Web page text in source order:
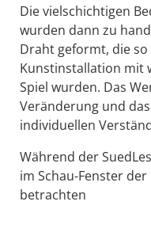
Die vielschichtigen
wurden dann zu
Draht geformt, die
Kunstinstallation mit
Spiel wurden. Das
Veränderung und
individuellen
Während der
im Schau-Fenster
betrachten